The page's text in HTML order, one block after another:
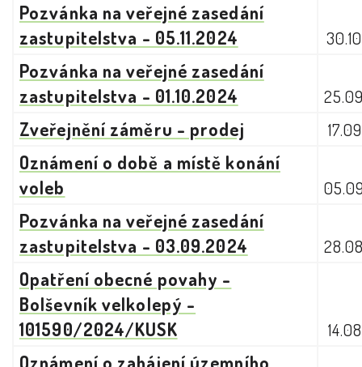
Pozvánka na veřejné zasedání
zastupitelstva - 05.11.2024
Pozvánka na veřejné zasedání
zastupitelstva - 01.10.2024
Zveřejnění záměru - prodej
Oznámení o době a místě konání
voleb
Pozvánka na veřejné zasedání
zastupitelstva - 03.09.2024
Opatření obecné povahy -
Bolševník velkolepý -
101590/2024/KUSK
Oznámení o zahájení územního